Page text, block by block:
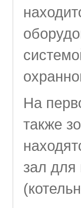
На
также
зал для